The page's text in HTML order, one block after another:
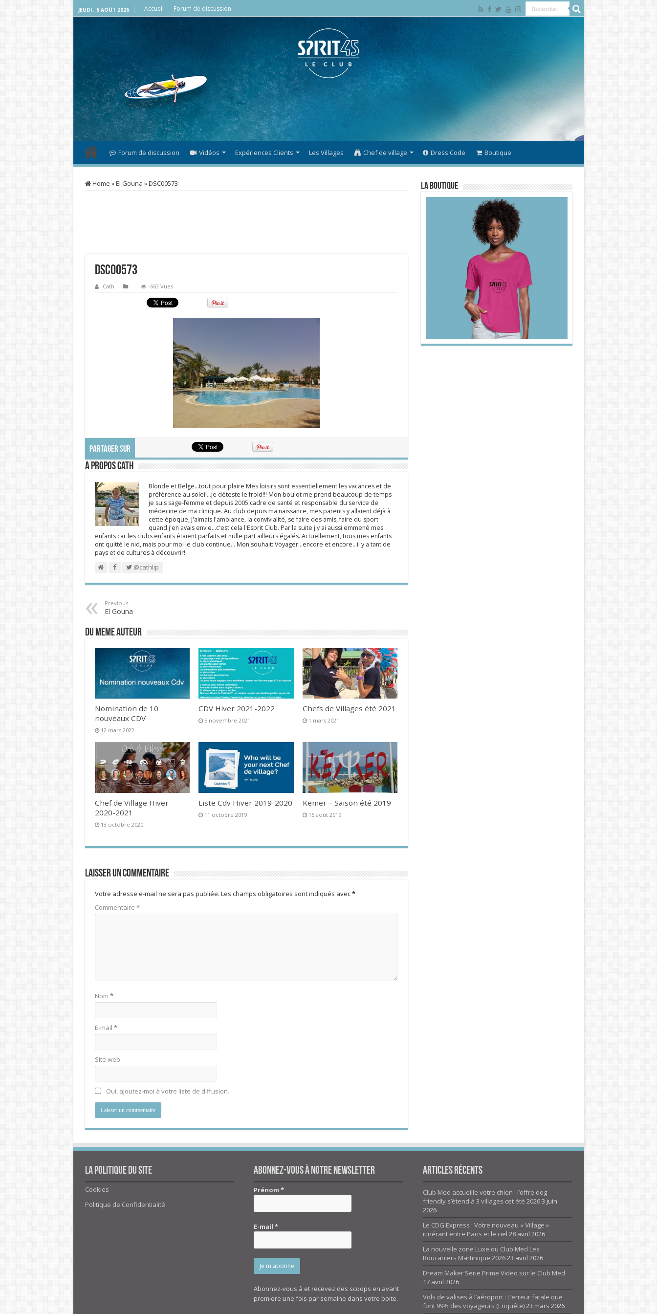
JEUDI , 6 AOÛT 2026 Accueil Forum de discussion
Forum de discussion Vidéos Expériences Clients Les Villages Chef de village Dress Code Boutique
Home »El Gouna »DSC00573
DSC00573
Cath 663 Vues
PARTAGER SUR
A propos Cath
Blonde et Belge...tout pour plaire Mes loisirs sont essentiellement les vacances et de
préférence au soleil...je déteste le froid!!! Mon boulot me prend beaucoup de temps
je suis sage-femme et depuis 2005 cadre de santé et responsable du service de
médecine de ma clinique. Au club depuis ma naissance, mes parents y allaient déjà à
cette époque, J'aimais l'ambiance, la convivialité, se faire des amis, faire du sport
quand j'en avais envie...c'est cela l'Esprit Club. Par la suite j'y ai aussi emmené mes
enfants car les clubs enfants étaient parfaits et nulle part ailleurs égalés. Actuellement, tous mes enfants
ont quitté le nid, mais pour moi le club continue... Mon souhait: Voyager...encore et encore...il y a tant de
pays et de cultures à découvrir!
@cathlip
Previous
El Gouna
DU MEME AUTEUR
Nomination de 10
nouveaux CDV
12 mars 2022
CDV Hiver 2021-2022
5 novembre 2021
Chefs de Villages été 2021
1 mars 2021
Chef de Village Hiver
2020-2021
13 octobre 2020
Liste Cdv Hiver 2019-2020
11 octobre 2019
Kemer – Saison été 2019
15 août 2019
Laisser un commentaire
Votre adresse e-mail ne sera pas publiée. Les champs obligatoires sont indiqués avec*
Commentaire *
Nom *
E-mail *
Site web
Oui, ajoutez-moi à votre liste de diffusion.
La Boutique
La politique du site
Cookies
Politique de Confidentialité
Abonnez-vous à notre newsletter
Prénom*
E-mail*
Abonnez-vous à et recevez des scoops en avant
premiere une fois par semaine dans votre boite.
Articles Récents
Club Med accueille votre chien : l’offre dog-
friendly s’étend à 3 villages cet été 20263 juin
2026
Le CDG Express : Votre nouveau « Village »
itinérant entre Paris et le ciel 28 avril 2026
La nouvelle zone Luxe du Club Med Les
Boucaniers Martinique 202623 avril 2026
Dream Maker Serie Prime Video sur le Club Med
17 avril 2026
Vols de valises à l’aéroport : L’erreur fatale que
font 99% des voyageurs (Enquête)23 mars 2026